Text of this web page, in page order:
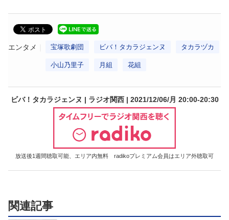
エンタメ 宝塚歌劇団 ビバ！タカラジェンヌ タカラヅカ
小山乃里子 月組 花組
ビバ！タカラジェンヌ | ラジオ関西 | 2021/12/06/月 20:00-20:30
放送後1週間聴取可能、エリア内無料 radikoプレミアム会員はエリア外聴取可
関連記事